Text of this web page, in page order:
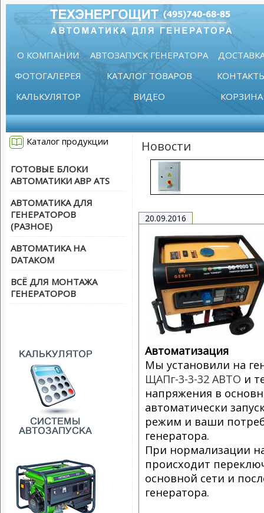
О КОМПАНИИ АВТОЗАПУСК ГЕНЕРАТОРА
ФОТОГАЛЕРЕЯ
КАТАЛОГ ТОВАРОВ
КАЛЬКУЛЯТОР
ВИДЕО КОРЗИНА
Каталог продукции
ГОТОВЫЕ БЛОКИ
АВТОМАТИКИ АВР ATS
АВТОМАТИКА ДЛЯ
ГЕНЕРАТОРОВ
(РАЗНОЕ)
АВТОМАТИКА НА
DATAKOM
ВСЁ ДЛЯ МОНТАЖА
ГЕНЕРАТОРОВ
Новости
20.09.2016
Автоматизация
Мы установили на
ЩАПг-3-3-32 АВТО и
напряжения в
автоматически
режим и ваши
генератора.
При нормализации
происходит
основной сети и
генератора.